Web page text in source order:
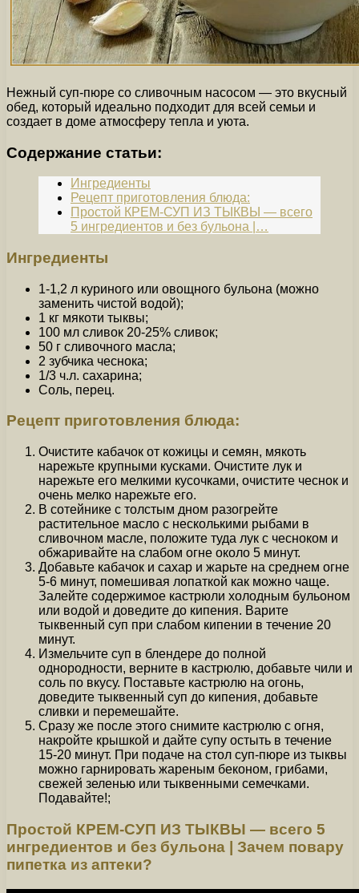
Нежный суп-пюре со сливочным насосом — это вкусный
обед, который идеально подходит для всей семьи и
создает в доме атмосферу тепла и уюта.
Содержание статьи:
Ингредиенты
Рецепт приготовления блюда:
Простой КРЕМ-СУП ИЗ ТЫКВЫ — всего
5 ингредиентов и без бульона |…
Ингредиенты
1-1,2 л куриного или овощного бульона (можно
заменить чистой водой);
1 кг мякоти тыквы;
100 мл сливок 20-25% сливок;
50 г сливочного масла;
2 зубчика чеснока;
1/3 ч.л. сахарина;
Соль, перец.
Рецепт приготовления блюда:
Очистите кабачок от кожицы и семян, мякоть
нарежьте крупными кусками. Очистите лук и
нарежьте его мелкими кусочками, очистите чеснок и
очень мелко нарежьте его.
В сотейнике с толстым дном разогрейте
растительное масло с несколькими рыбами в
сливочном масле, положите туда лук с чесноком и
обжаривайте на слабом огне около 5 минут.
Добавьте кабачок и сахар и жарьте на среднем огне
5-6 минут, помешивая лопаткой как можно чаще.
Залейте содержимое кастрюли холодным бульоном
или водой и доведите до кипения. Варите
тыквенный суп при слабом кипении в течение 20
минут.
Измельчите суп в блендере до полной
однородности, верните в кастрюлю, добавьте чили и
соль по вкусу. Поставьте кастрюлю на огонь,
доведите тыквенный суп до кипения, добавьте
сливки и перемешайте.
Сразу же после этого снимите кастрюлю с огня,
накройте крышкой и дайте супу остыть в течение
15-20 минут. При подаче на стол суп-пюре из тыквы
можно гарнировать жареным беконом, грибами,
свежей зеленью или тыквенными семечками.
Подавайте!;
Простой КРЕМ-СУП ИЗ ТЫКВЫ — всего 5
ингредиентов и без бульона | Зачем повару
пипетка из аптеки?